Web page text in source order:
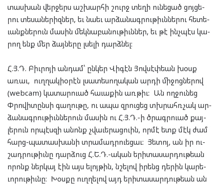
տաս­խան վեր­ջերս աշ­խար­հի շուրջ տե­ղի ու­նե­ցած ցոյ­ցե­
րու տե­սա­նե­րիզ­ներ, եւ նա­եւ ար­ձա­նագ­րու­թիւն­նե­րու հե­տե­
ւանք­նե­րուն մա­սին մեկ­նա­բա­նու­թիւն­ներ, եւ թէ ինչ­պէս կա­
րող ենք մեր ձայ­նե­րը լսե­լի դարձ­նել:
Հ.Յ.Դ. Բիւ­րո­յի ան­դամ՝ ըն­կեր Վի­գէն Յով­սէփ­եան խօսք
առաւ, ուղ­ղակի­օ­րէն լսա­տե­սո­ղա­կան ար­դի մի­ջոց­նե­րով
(webcam) կա­տար­ուած հա­ւա­քին առ­թիւ: Ան ող­ջու­նեց
Փրո­վի­տըն­սի գա­ղու­թը, ու ապա զրու­ցեց տխրահռ­չակ ար­
ձա­նագ­րու­թիւն­նե­րուն մա­սին ու Հ.Յ.Դ.-ի ծրագր­ուած քայ­
լե­րուն որ­պէս­զի անոնք չվա­ւե­րաց­ուին, որ­մէ ետք մէկ ժամ
հարց-պա­տաս­խա­նի տրա­մադր­ուե­ցաւ: Յե­տոյ, ան իր ու­
շադ­րու­թիւնը դար­ձուց Հ.Ե.Դ.-ական երի­տա­սար­դու­թեան
որոնք ներ­կայ էին այս ելոյ­թին, նշե­լով իրենց դե­րին կա­րե­
ւո­րու­թիւնը: Խօս­քը ուղ­ղե­լով այդ երի­տա­սար­դու­թեան ան